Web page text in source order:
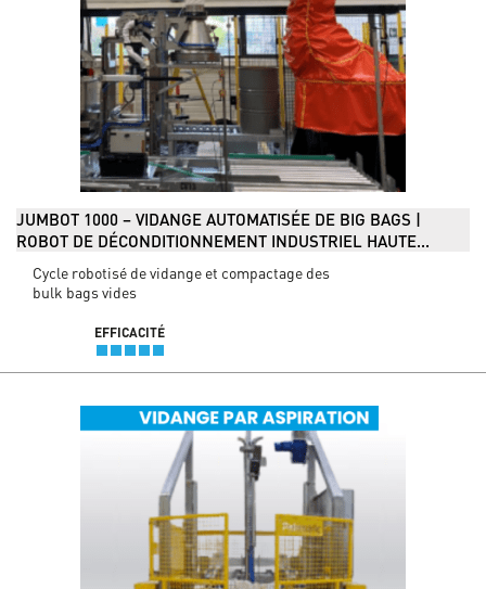
JUMBOT 1000 – VIDANGE AUTOMATISÉE DE BIG BAGS |
ROBOT DE DÉCONDITIONNEMENT INDUSTRIEL HAUTE...
Cycle robotisé de vidange et compactage des
bulk bags vides
EFFICACITÉ